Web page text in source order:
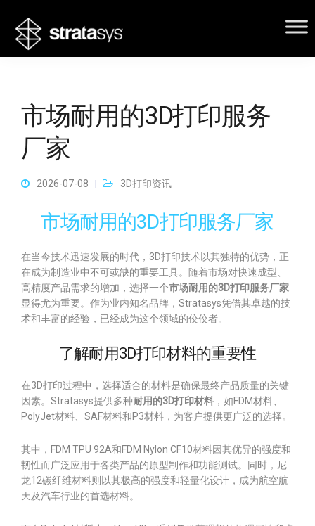
市场耐用的3D打印服务
厂家
2026-07-08 3D打印资讯
市场耐用的3D打印服务厂家
在当今技术迅速发展的时代，3D打印技术以其独特的优势，正
在成为制造业中不可或缺的重要工具。随着市场对快速成型、
高精度产品需求的增加，选择一个市场耐用的3D打印服务厂家
显得尤为重要。作为业内知名品牌，Stratasys凭借其卓越的技
术和丰富的经验，已经成为这个领域的佼佼者。
了解耐用3D打印材料的重要性
在3D打印过程中，选择适合的材料是确保最终产品质量的关键
因素。Stratasys提供多种耐用的3D打印材料 ，如FDM材料、
PolyJet材料、SAF材料和P3材料，为客户提供更广泛的选择。
其中，FDM TPU 92A和FDM Nylon CF10材料因其优异的强度和
韧性而广泛应用于各类产品的原型制作和功能测试。同时，尼
龙12碳纤维材料则以其极高的强度和轻量化设计，成为航空航
天及汽车行业的首选材料。